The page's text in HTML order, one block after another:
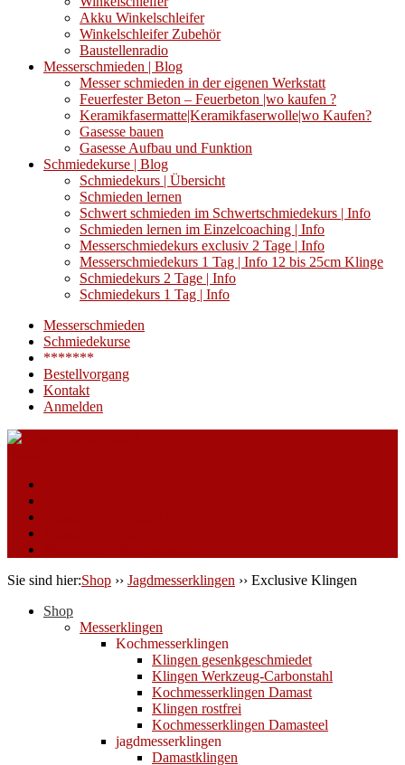
Akku Winkelschleifer
Winkelschleifer Zubehör
Baustellenradio
Messerschmieden | Blog
Messer schmieden in der eigenen Werkstatt
Feuerfester Beton – Feuerbeton |wo kaufen ?
Keramikfasermatte|Keramikfaserwolle|wo Kaufen?
Gasesse bauen
Gasesse Aufbau und Funktion
Schmiedekurse | Blog
Schmiedekurs | Übersicht
Schmieden lernen
Schwert schmieden im Schwertschmiedekurs | Info
Schmieden lernen im Einzelcoaching | Info
Messerschmiedekurs exclusiv 2 Tage | Info
Messerschmiedekurs 1 Tag | Info 12 bis 25cm Klinge
Schmiedekurs 2 Tage | Info
Schmiedekurs 1 Tag | Info
Messerschmieden
Schmiedekurse
*******
Bestellvorgang
Kontakt
Anmelden
Sie sind hier:Shop ›› Jagdmesserklingen ›› Exclusive Klingen
Shop
Messerklingen
Kochmesserklingen
Klingen gesenkgeschmiedet
Klingen Werkzeug-Carbonstahl
Kochmesserklingen Damast
Klingen rostfrei
Kochmesserklingen Damasteel
jagdmesserklingen
Damastklingen